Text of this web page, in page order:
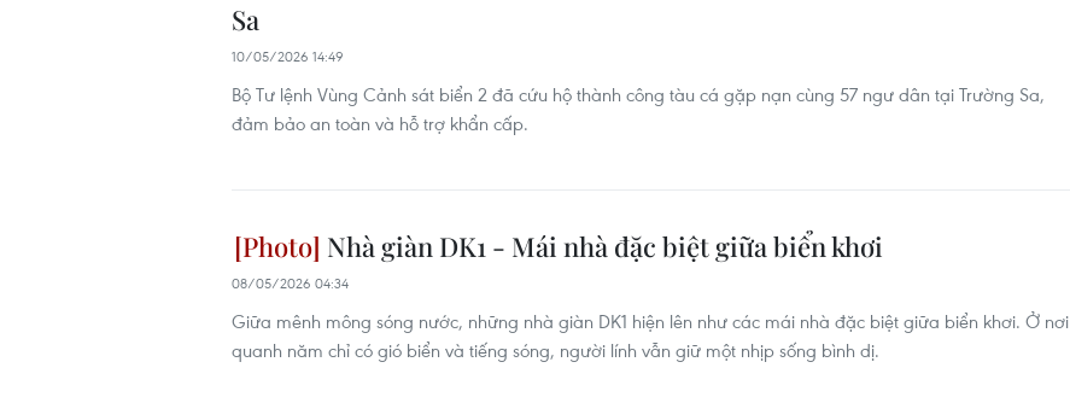
Sa
10/05/2026 14:49
Bộ Tư lệnh Vùng Cảnh sát biển 2 đã cứu hộ thành công tàu cá gặp nạn cùng 57 ngư dân tại Trường Sa,
đảm bảo an toàn và hỗ trợ khẩn cấp.
Nhà giàn DK1 - Mái nhà đặc biệt giữa biển khơi
08/05/2026 04:34
Giữa mênh mông sóng nước, những nhà giàn DK1 hiện lên như các mái nhà đặc biệt giữa biển khơi. Ở nơi
quanh năm chỉ có gió biển và tiếng sóng, người lính vẫn giữ một nhịp sống bình dị.